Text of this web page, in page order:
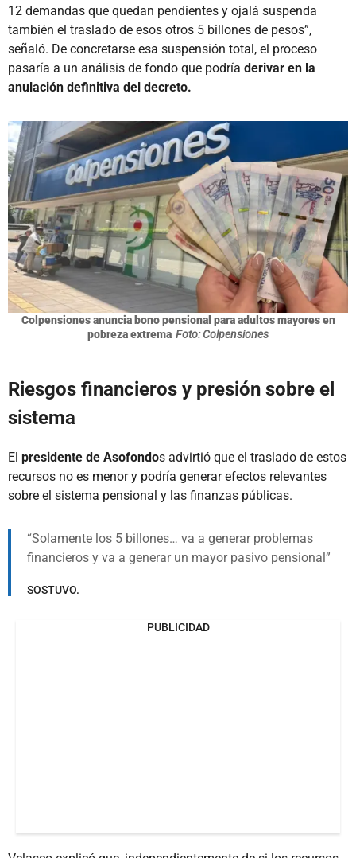
12 demandas que quedan pendientes y ojalá suspenda
también el traslado de esos otros 5 billones de pesos”,
señaló. De concretarse esa suspensión total, el proceso
pasaría a un análisis de fondo que podría derivar en la
anulación definitiva del decreto.
Colpensiones anuncia bono pensional para adultos mayores en
pobreza extrema Foto: Colpensiones
Riesgos financieros y presión sobre el
sistema
El presidente de Asofondos advirtió que el traslado de estos
recursos no es menor y podría generar efectos relevantes
sobre el sistema pensional y las finanzas públicas.
Solamente los 5 billones… va a generar problemas
financieros y va a generar un mayor pasivo pensional
SOSTUVO.
PUBLICIDAD